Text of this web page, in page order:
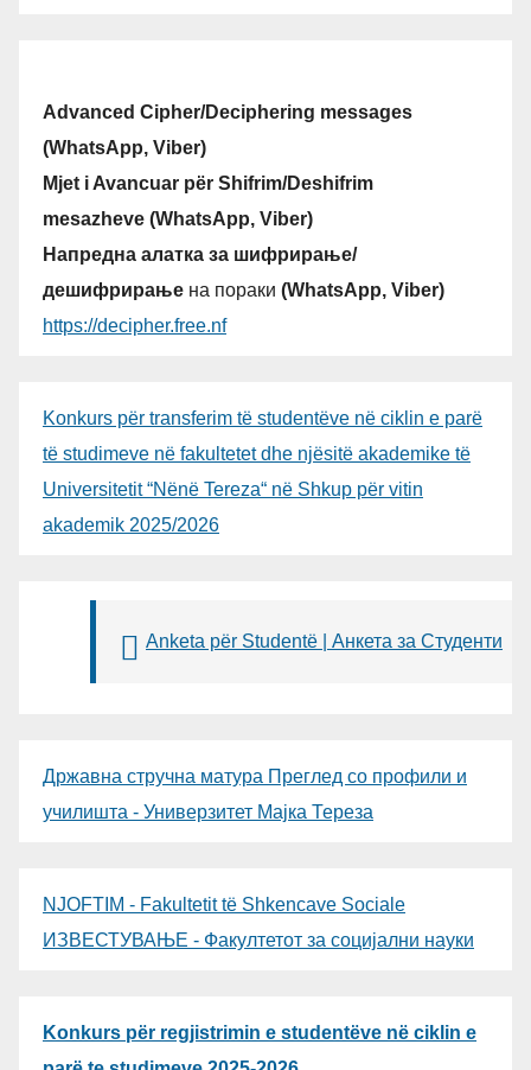
Advanced Cipher/Deciphering messages
(WhatsApp, Viber)
Mjet i Avancuar për Shifrim/Deshifrim
mesazheve (WhatsApp, Viber)
Напредна алатка за шифрирање/
дешифрирање на пораки (WhatsApp, Viber)
https://decipher.free.nf
Konkurs për transferim të studentëve në ciklin e parë
të studimeve në fakultetet dhe njësitë akademike të
Universitetit “Nënë Tereza“ në Shkup për vitin
akademik 2025/2026
Anketa për Studentë | Анкета за Студенти
Државна стручна матура Преглед со профили и
училишта - Универзитет Мајка Тереза
NJOFTIM - Fakultetit të Shkencave Sociale
ИЗВЕСТУВАЊЕ - Факултетот за социјални науки
Konkurs për regjistrimin e studentëve në ciklin e